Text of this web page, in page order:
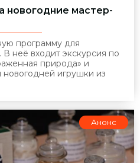
новогодние мастер-
программу для
неё входит экскурсия по
природа» и
новогодней игрушки из
Анонс